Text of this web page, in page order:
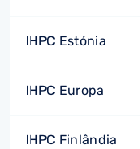
IHPC Estónia
IHPC Europa
IHPC Finlândia